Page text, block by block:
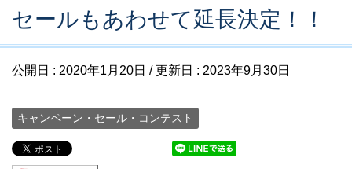
セールもあわせて延長決定！！
公開日 : 2020年1月20日 / 更新日 : 2023年9月30日
キャンペーン・セール・コンテスト